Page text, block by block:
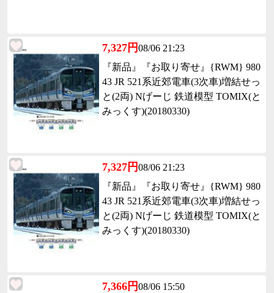
7,327円08/06 21:23
『新品』『お取り寄せ』{RWM} 980
43 JR 521系近郊電車(3次車)増結せっ
と(2両) Nげーじ 鉄道模型 TOMIX(と
みっくす)(20180330)
7,327円08/06 21:23
『新品』『お取り寄せ』{RWM} 980
43 JR 521系近郊電車(3次車)増結せっ
と(2両) Nげーじ 鉄道模型 TOMIX(と
みっくす)(20180330)
7,366円08/06 15:50